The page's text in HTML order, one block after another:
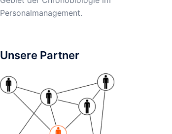
Personalmanagement.
Unsere Partner